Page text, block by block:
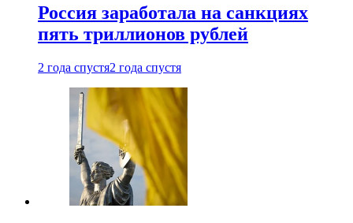
Россия заработала на санкциях
пять триллионов рублей
2 года спустя2 года спустя